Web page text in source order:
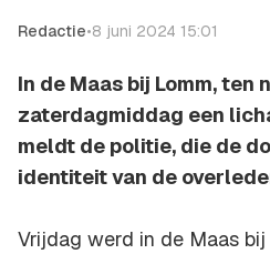
Redactie•8 juni 2024 15:01
In de Maas bij Lomm, ten
zaterdagmiddag een
meldt de politie, die de
identiteit van de
Vrijdag werd in de Maas